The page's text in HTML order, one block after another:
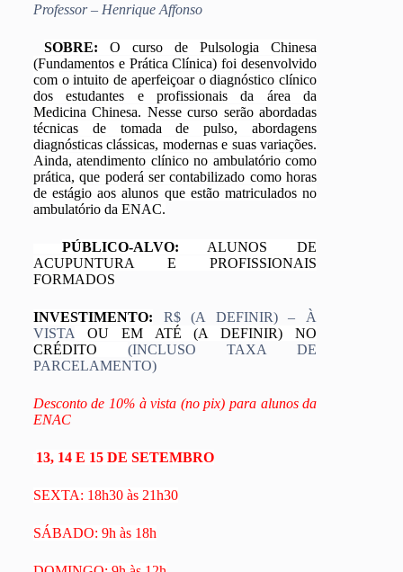
Professor – Henrique Affonso
SOBRE: O curso de Pulsologia Chinesa
(Fundamentos e Prática Clínica) foi desenvolvido
com o intuito de aperfeiçoar o diagnóstico clínico
dos estudantes e profissionais da área da
Medicina Chinesa. Nesse curso serão abordadas
técnicas de tomada de pulso, abordagens
diagnósticas clássicas, modernas e suas variações.
Ainda, atendimento clínico no ambulatório como
prática, que poderá ser contabilizado como horas
de estágio aos alunos que estão matriculados no
ambulatório da ENAC.
PÚBLICO-ALVO: ALUNOS DE
ACUPUNTURA E PROFISSIONAIS
FORMADOS
INVESTIMENTO: R$ (A DEFINIR) – À
VISTA OU EM ATÉ (A DEFINIR) NO
CRÉDITO (INCLUSO TAXA DE
PARCELAMENTO)
Desconto de 10% à vista (no pix) para alunos da
ENAC
13, 14 E 15 DE SETEMBRO
SEXTA: 18h30 às 21h30
SÁBADO: 9h às 18h